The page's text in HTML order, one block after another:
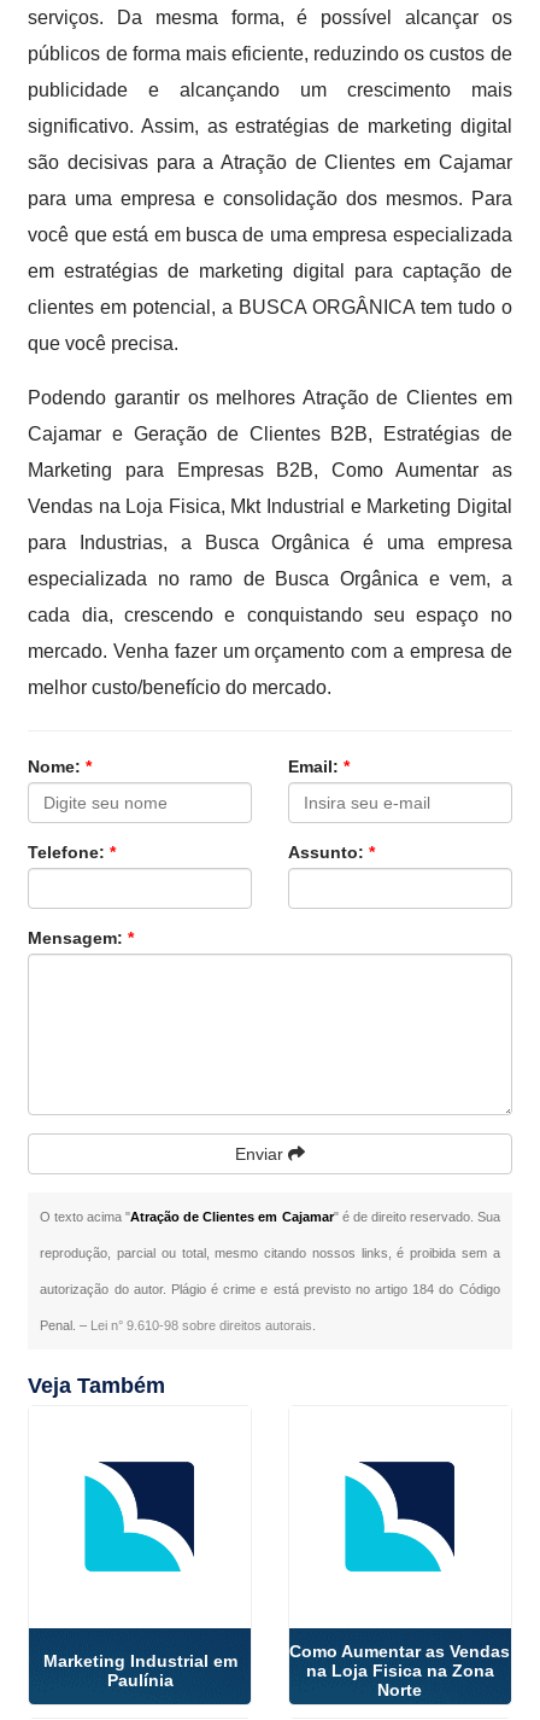
serviços. Da mesma forma, é possível alcançar os
públicos de forma mais eficiente, reduzindo os custos de
publicidade e alcançando um crescimento mais
significativo. Assim, as estratégias de marketing digital
são decisivas para a Atração de Clientes em Cajamar
para uma empresa e consolidação dos mesmos. Para
você que está em busca de uma empresa especializada
em estratégias de marketing digital para captação de
clientes em potencial, a BUSCA ORGÂNICA tem tudo o
que você precisa.
Podendo garantir os melhores Atração de Clientes em
Cajamar e Geração de Clientes B2B, Estratégias de
Marketing para Empresas B2B, Como Aumentar as
Vendas na Loja Fisica, Mkt Industrial e Marketing Digital
para Industrias, a Busca Orgânica é uma empresa
especializada no ramo de Busca Orgânica e vem, a
cada dia, crescendo e conquistando seu espaço no
mercado. Venha fazer um orçamento com a empresa de
melhor custo/benefício do mercado.
Nome:* Email: *
Telefone:* Assunto: *
Mensagem:*
Enviar
O texto acima "Atração de Clientes em Cajamar" é de direito reservado. Sua
reprodução, parcial ou total, mesmo citando nossos links, é proibida sem a
autorização do autor. Plágio é crime e está previsto no artigo 184 do Código
Penal. – Lei n° 9.610-98 sobre direitos autorais
Veja Também
Marketing Industrial em
Paulínia
Como Aumentar as Vendas
na Loja Fisica na Zona
Norte